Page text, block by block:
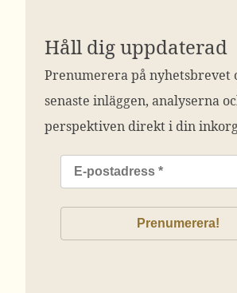
Håll dig uppdaterad
Prenumerera på nyhetsbrevet
senaste inläggen, analyserna
perspektiven direkt i din